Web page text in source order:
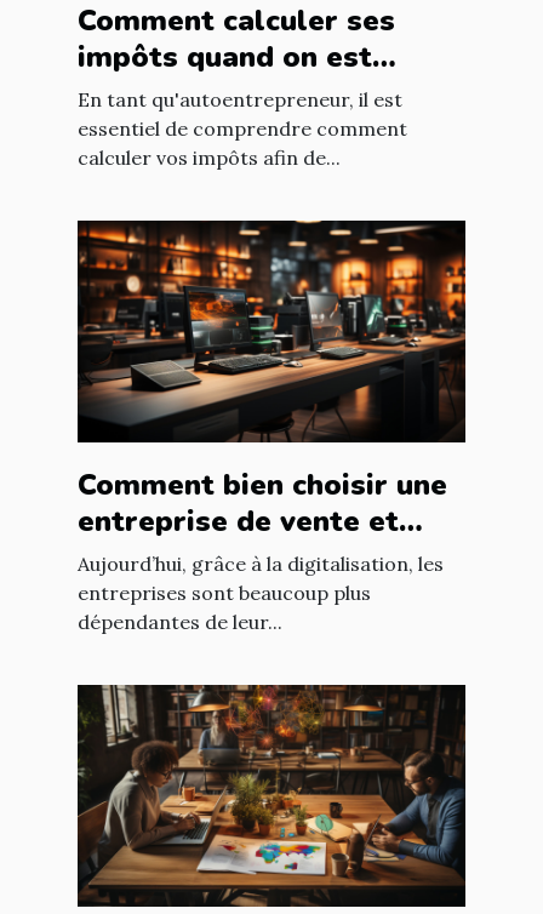
Comment calculer ses
impôts quand on est
autoentrepreneur ?
En tant qu'autoentrepreneur, il est
essentiel de comprendre comment
calculer vos impôts afin de...
Comment bien choisir une
entreprise de vente et
d'installation de parc
informatique ?
Aujourd’hui, grâce à la digitalisation, les
entreprises sont beaucoup plus
dépendantes de leur...